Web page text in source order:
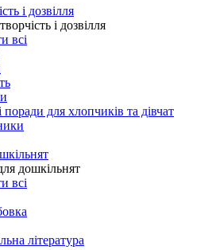
і дозвілля
і дозвілля
всі
поради для хлопчиків та дівчат
дошкільнят
всі
література